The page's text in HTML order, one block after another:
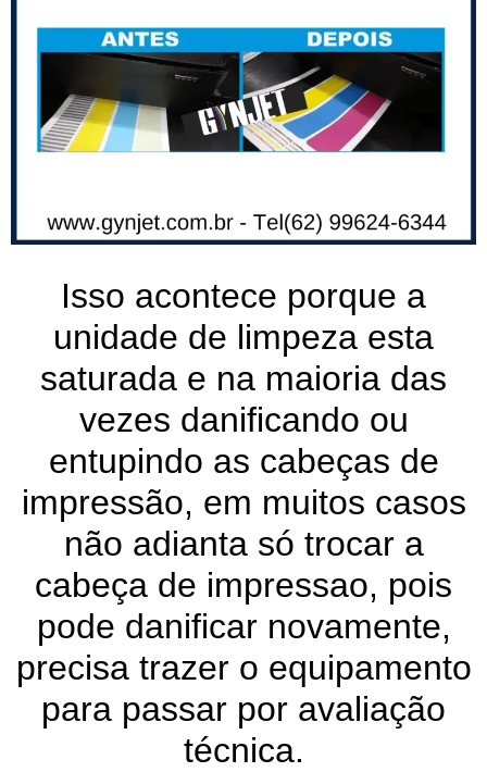
Isso acontece porque a
unidade de limpeza esta
saturada e na maioria das
vezes danificando ou
entupindo as cabeças de
impressão, em muitos casos
não adianta só trocar a
cabeça de impressao, pois
pode danificar novamente,
precisa trazer o equipamento
para passar por avaliação
técnica.